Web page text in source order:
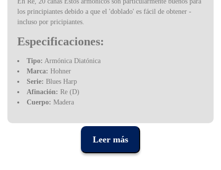
los principiantes debido a que el 'doblado' es fácil de obtener -
incluso por pricipiantes.
Especificaciones:
Tipo: Armónica Diatónica
Marca: Hohner
Serie: Blues Harp
Afinación: Re (D)
Cuerpo: Madera
Lengüetas:Latón, 20
Acero Inoxidable
Latón, 0,9 mm
Cubierta de Lengüetas:Latón
Leer más